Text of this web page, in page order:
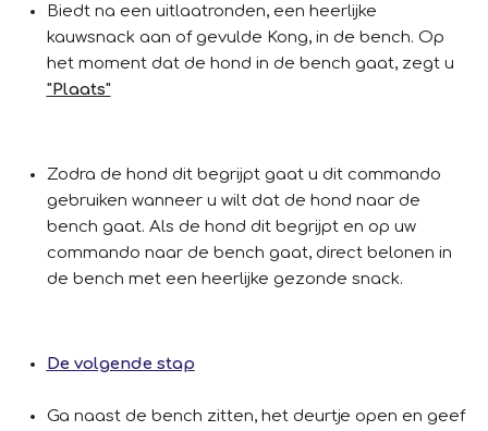
Biedt na een uitlaatronden, een heerlijke
kauwsnack aan of gevulde Kong, in de bench. Op
het moment dat de hond in de bench gaat, zegt u
"Plaats"
Zodra de hond dit begrijpt gaat u dit commando
gebruiken wanneer u wilt dat de hond naar de
bench gaat. Als de hond dit begrijpt en op uw
commando naar de bench gaat, direct belonen in
de bench met een heerlijke gezonde snack.
De volgende stap
Ga naast de bench zitten, het deurtje open en geef